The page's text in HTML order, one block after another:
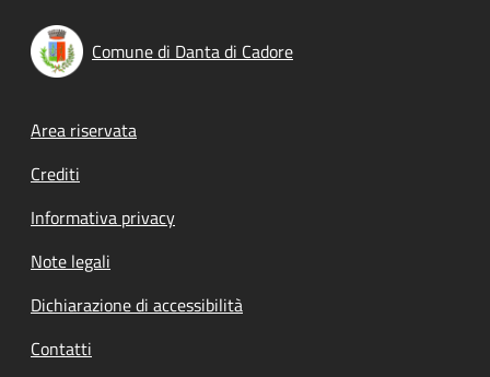
Comune di Danta di Cadore
Footer menu
Area riservata
Crediti
Informativa privacy
Note legali
Dichiarazione di accessibilità
Contatti